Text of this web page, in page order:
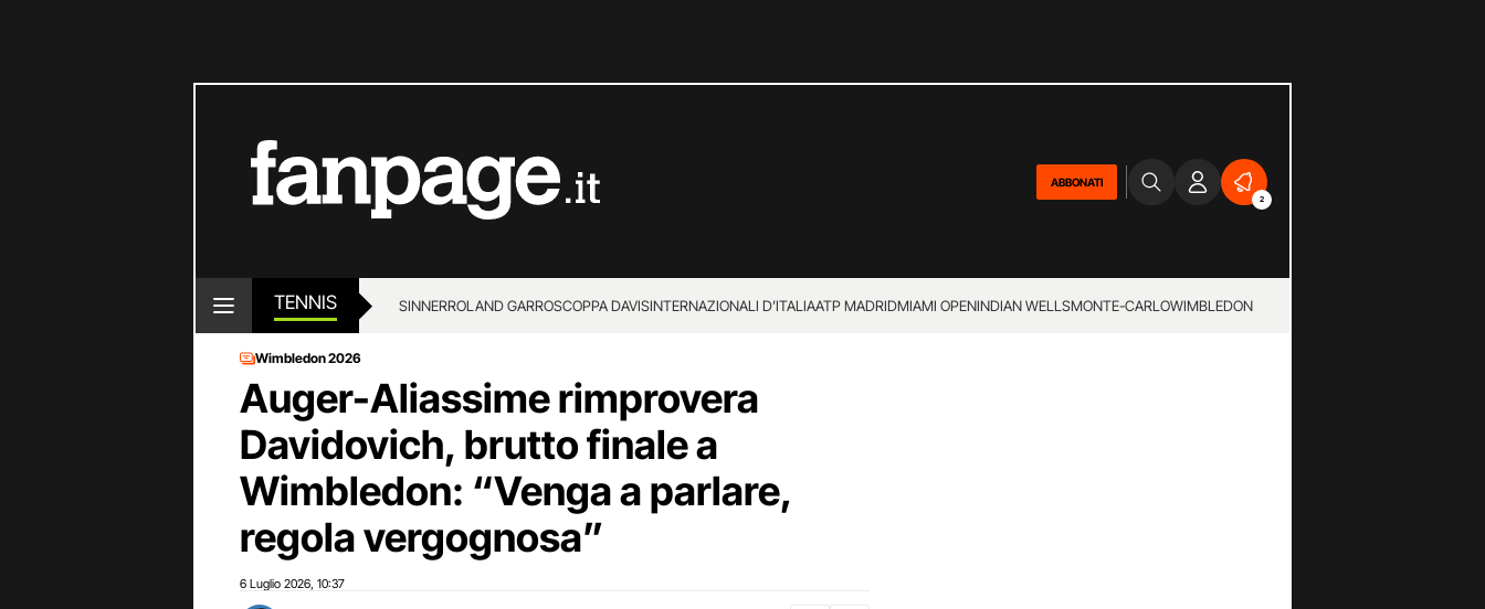
ABBONATI
2
TENNIS SINNERROLAND GARROSCOPPA DAVISINTERNAZIONALI D’ITALIAATP MADRIDMIAMI OPENINDIAN WELLSMONTE-CARLOWIMBLEDON
Wimbledon 2026
Auger-Aliassime rimprovera
Davidovich, brutto finale a
Wimbledon: “Venga a parlare,
regola vergognosa”
6 Luglio 2026 10:37